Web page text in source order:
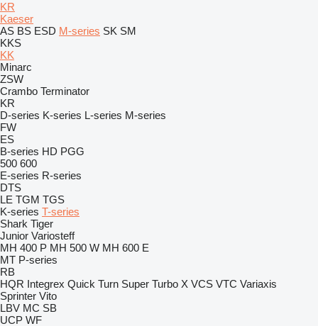
KR
Kaeser
AS BS ESD M-series SK SM
KKS
KK
Minarc
ZSW
Crambo Terminator
KR
D-series K-series L-series M-series
FW
ES
B-series HD PGG
500 600
E-series R-series
DTS
LE TGM TGS
K-series T-series
Shark Tiger
Junior Variosteff
MH 400 P MH 500 W MH 600 E
MT P-series
RB
HQR Integrex Quick Turn Super Turbo X VCS VTC Variaxis
Sprinter Vito
LBV MC SB
UCP WF